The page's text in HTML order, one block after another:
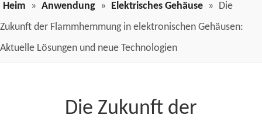
Heim » Anwendung » Elektrisches Gehäuse » Die
Zukunft der Flammhemmung in elektronischen Gehäusen:
Aktuelle Lösungen und neue Technologien
Die Zukunft der